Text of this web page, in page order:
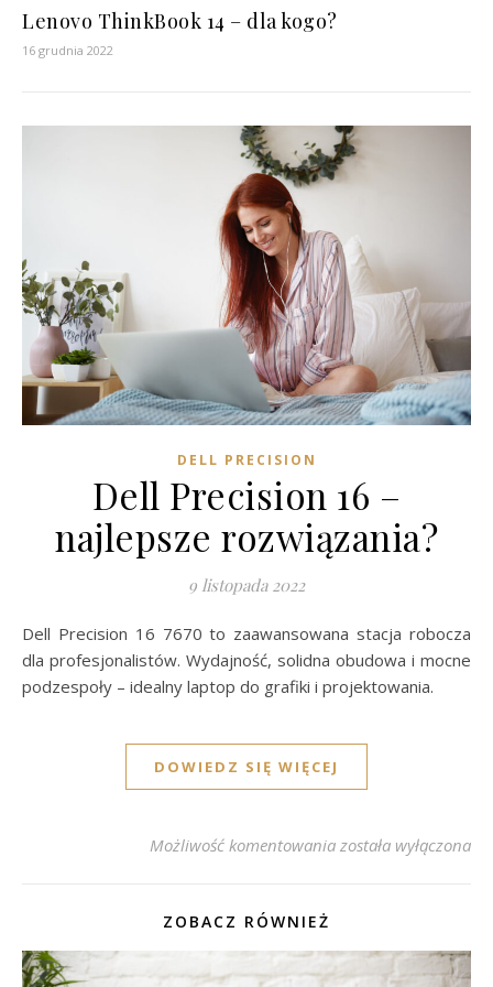
Lenovo ThinkBook 14 – dla kogo?
16 grudnia 2022
DELL PRECISION
Dell Precision 16 –
najlepsze rozwiązania?
9 listopada 2022
Dell Precision 16 7670 to zaawansowana stacja robocza
dla profesjonalistów. Wydajność, solidna obudowa i mocne
podzespoły – idealny laptop do grafiki i projektowania.
DOWIEDZ SIĘ WIĘCEJ
Możliwość komentowania Dell Precision 16 –
została wyłączona
ZOBACZ RÓWNIEŻ